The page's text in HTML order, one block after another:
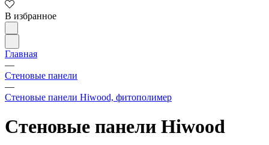
В избранное
Главная
—
Стеновые панели
—
Стеновые панели Hiwood, фитополимер
Стеновые панели Hiwood